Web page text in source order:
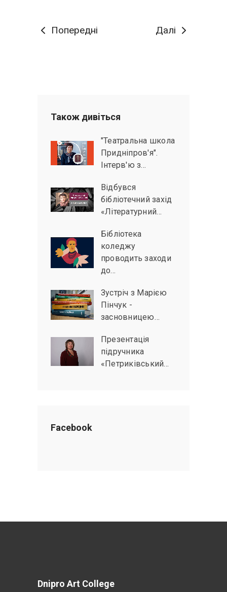
Попередні Далі
Також дивiться
"Театральна школа
Придніпров'я".
Інтерв'ю з…
Відбувся
бібліотечний захід
«Літературний…
Бібліотека
коледжу
проводить заходи
до…
Зустріч з Марією
Пінчук -
засновницею…
Презентація
підручника
«Петриківський…
Facebook
Dnipro Art College